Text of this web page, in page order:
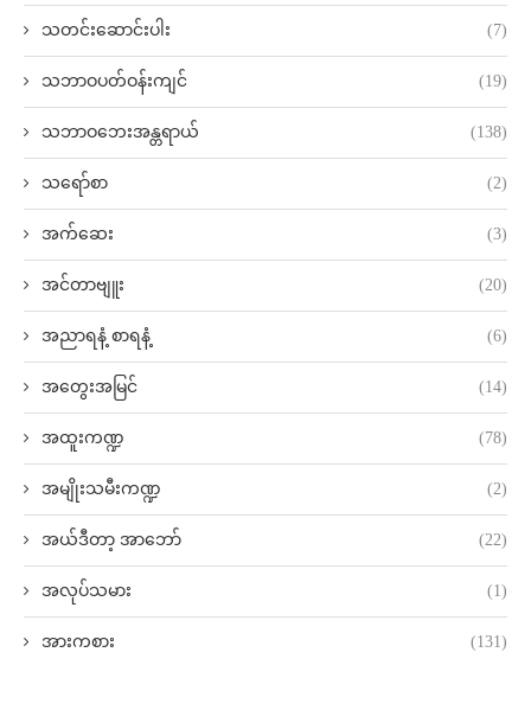
သတင်းဆောင်းပါး (7)
သဘာဝပတ်ဝန်းကျင် (19)
သဘာဝဘေးအန္တရာယ် (138)
သရော်စာ (2)
အက်ဆေး (3)
အင်တာဗျူး (20)
အညာရနံ့ စာရနံ့ (6)
အတွေးအမြင် (14)
အထူးကဏ္ဍ (78)
အမျိုးသမီးကဏ္ဍ (2)
အယ်ဒီတာ့ အာဘော် (22)
အလုပ်သမား (1)
အားကစား (131)